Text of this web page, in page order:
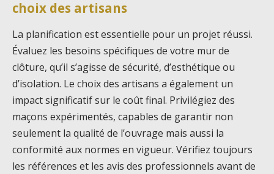
choix des artisans
La planification est essentielle pour un projet réussi.
Évaluez les besoins spécifiques de votre mur de
clôture, qu’il s’agisse de sécurité, d’esthétique ou
d’isolation. Le choix des artisans a également un
impact significatif sur le coût final. Privilégiez des
maçons expérimentés, capables de garantir non
seulement la qualité de l’ouvrage mais aussi la
conformité aux normes en vigueur. Vérifiez toujours
les références et les avis des professionnels avant de